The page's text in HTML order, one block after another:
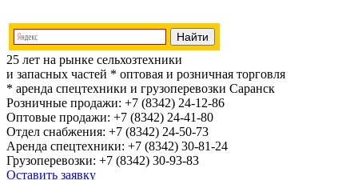
25 лет на рынке сельхозтехники
и запасных частей * оптовая и розничная торговля
* аренда спецтехники и грузоперевозки Саранск
Розничные продажи: +7 (8342) 24-12-86
Оптовые продажи: +7 (8342) 24-41-80
Отдел снабжения: +7 (8342) 24-50-73
Аренда спецтехники: +7 (8342) 30-81-24
Грузоперевозки: +7 (8342) 30-93-83
Оставить заявку